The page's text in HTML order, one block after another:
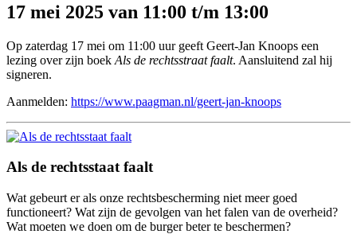
17 mei 2025 van 11:00 t/m 13:00
Op zaterdag 17 mei om 11:00 uur geeft Geert-Jan Knoops een
lezing over zijn boek Als de rechtsstraat faalt. Aansluitend zal hij
signeren.
Aanmelden: https://www.paagman.nl/geert-jan-knoops
Als de rechtsstaat faalt
Wat gebeurt er als onze rechtsbescherming niet meer goed
functioneert? Wat zijn de gevolgen van het falen van de overheid?
Wat moeten we doen om de burger beter te beschermen?